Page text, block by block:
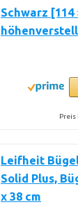
Schwarz [114
Preis
Leifheit
Solid Plus,
x 38 cm